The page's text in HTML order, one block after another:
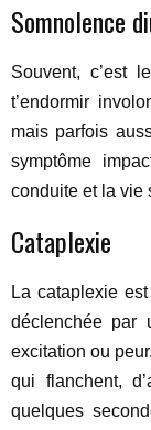
Somnolence
Souvent, c’est
t’endormir
mais parfois
symptôme
conduite et la vie
Cataplexie
La cataplexie
déclenchée par
excitation ou
qui flanchent,
quelques